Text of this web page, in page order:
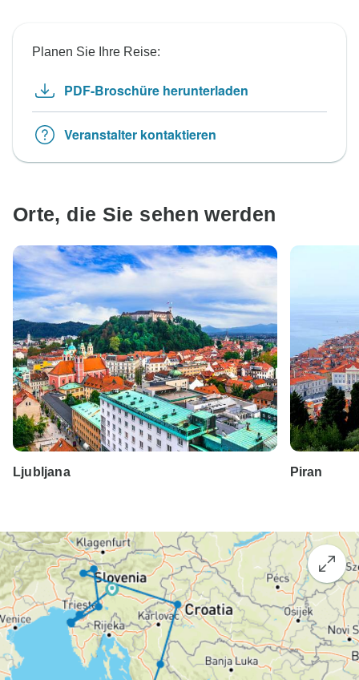
Planen Sie Ihre Reise:
PDF-Broschüre herunterladen
Veranstalter kontaktieren
Orte, die Sie sehen werden
Ljubljana Piran